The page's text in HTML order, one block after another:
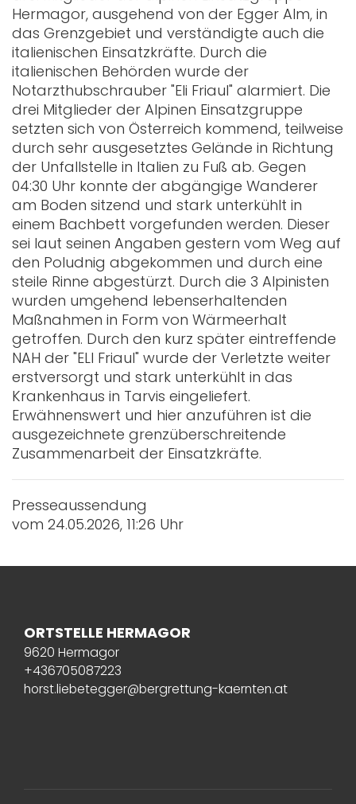
Hermagor, ausgehend von der Egger Alm, in
das Grenzgebiet und verständigte auch die
italienischen Einsatzkräfte. Durch die
italienischen Behörden wurde der
Notarzthubschrauber "Eli Friaul" alarmiert. Die
drei Mitglieder der Alpinen Einsatzgruppe
setzten sich von Österreich kommend, teilweise
durch sehr ausgesetztes Gelände in Richtung
der Unfallstelle in Italien zu Fuß ab. Gegen
04:30 Uhr konnte der abgängige Wanderer
am Boden sitzend und stark unterkühlt in
einem Bachbett vorgefunden werden. Dieser
sei laut seinen Angaben gestern vom Weg auf
den Poludnig abgekommen und durch eine
steile Rinne abgestürzt. Durch die 3 Alpinisten
wurden umgehend lebenserhaltenden
Maßnahmen in Form von Wärmeerhalt
getroffen. Durch den kurz später eintreffende
NAH der "ELI Friaul" wurde der Verletzte weiter
erstversorgt und stark unterkühlt in das
Krankenhaus in Tarvis eingeliefert.
Erwähnenswert und hier anzuführen ist die
ausgezeichnete grenzüberschreitende
Zusammenarbeit der Einsatzkräfte.
Presseaussendung
vom 24.05.2026, 11:26 Uhr
ORTSTELLE HERMAGOR
9620 Hermagor
+436705087223
horst.liebetegger@bergrettung-kaernten.at